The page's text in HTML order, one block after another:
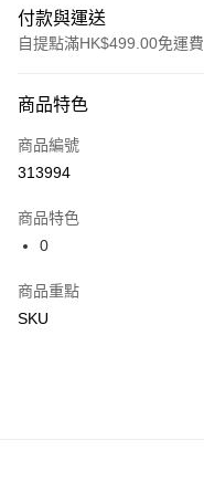
付款與運送
自提點滿HK$499.00免運費
信用卡
Apple Pay
AlipayHK
WeChat Pay
商品特色
商品編號
313994
商品特色
0
商品重點
SKU